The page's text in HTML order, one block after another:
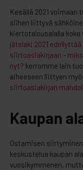
Kesällä 2021
siihen liittyvä
kiertotalousalalla
jätelaki 2021
siirtoasiakirjaan -
nyt? kerromme lain
aiheeseen liittyen
siirtoasiakirjan
Kaupan
Ostamisen
keskustelua kaupan
vuosikymmenen,